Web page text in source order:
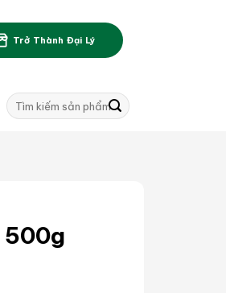
Trở Thành Đại Lý
Tìm
kiếm:
500g